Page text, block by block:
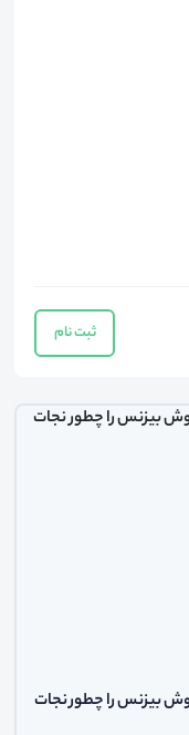
ثبت نام
بیزنس را چطور نجات